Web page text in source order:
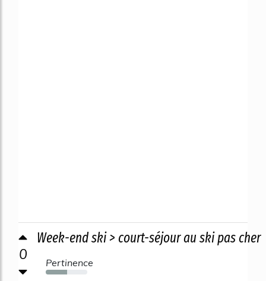
0
Week-end ski > court-séjour au ski pas cher
Pertinence
52%